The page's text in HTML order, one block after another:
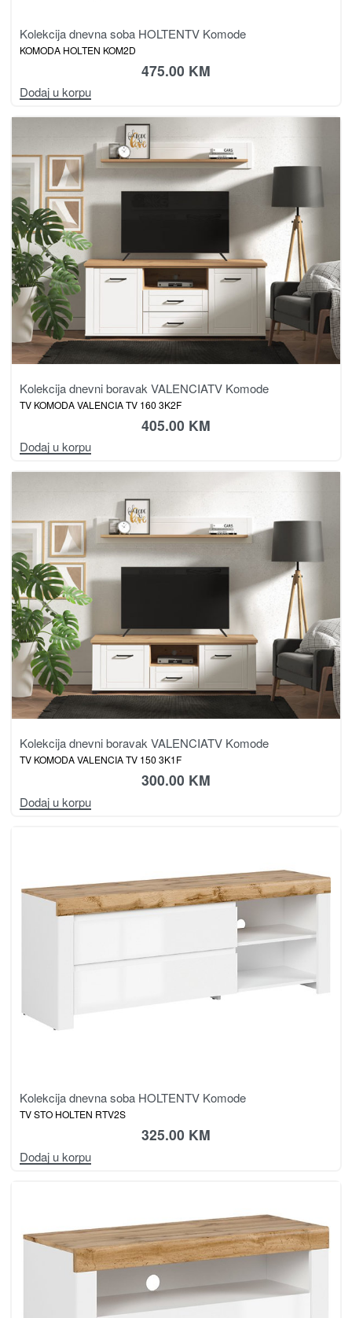
Kolekcija dnevna soba HOLTENTV Komode
KOMODA HOLTEN KOM2D
475.00 KM
Dodaj u korpu
Kolekcija dnevni boravak VALENCIATV Komode
TV KOMODA VALENCIA TV 160 3K2F
405.00 KM
Dodaj u korpu
Kolekcija dnevni boravak VALENCIATV Komode
TV KOMODA VALENCIA TV 150 3K1F
300.00 KM
Dodaj u korpu
Kolekcija dnevna soba HOLTENTV Komode
TV STO HOLTEN RTV2S
325.00 KM
Dodaj u korpu